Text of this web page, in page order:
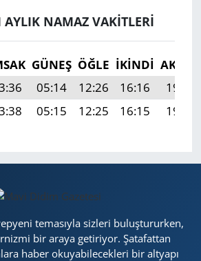
AYLIK NAMAZ VAKITLERI
GÜNEŞ ÖĞLE İKINDI AKŞAM
05:14 12:26 16:16
19:27
05:15 12:25 16:15 19:26
temasıyla sizleri buluştururken,
bir araya getiriyor. Şatafattan
haber okuyabilecekleri bir altyapı